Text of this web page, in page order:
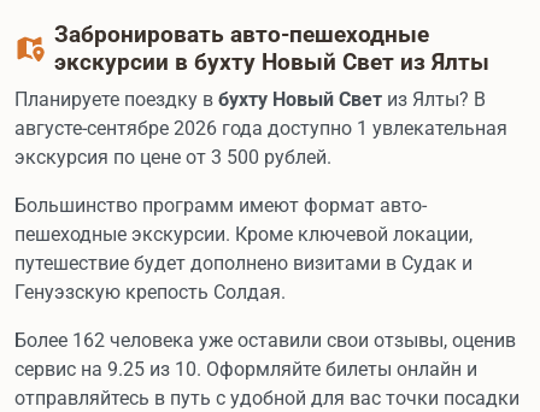
Забронировать авто-пешеходные
экскурсии в бухту Новый Свет из Ялты
Планируете поездку в бухту Новый Свет из Ялты? В
августе-сентябре 2026 года доступно 1 увлекательная
экскурсия по цене от 3 500 рублей.
Большинство программ имеют формат авто-
пешеходные экскурсии. Кроме ключевой локации,
путешествие будет дополнено визитами в Судак и
Генуэзскую крепость Солдая.
Более 162 человека уже оставили свои отзывы, оценив
сервис на 9.25 из 10. Оформляйте билеты онлайн и
отправляйтесь в путь с удобной для вас точки посадки